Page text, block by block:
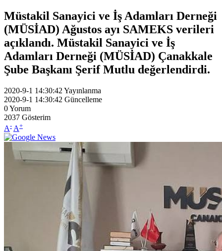
Müstakil Sanayici ve İş Adamları Derneği
(MÜSİAD) Ağustos ayı SAMEKS verileri
açıklandı. Müstakil Sanayici ve İş
Adamları Derneği (MÜSİAD) Çanakkale
Şube Başkanı Şerif Mutlu değerlendirdi.
2020-9-1 14:30:42 Yayınlanma
2020-9-1 14:30:42 Güncelleme
0Yorum
2037 Gösterim
A- A+